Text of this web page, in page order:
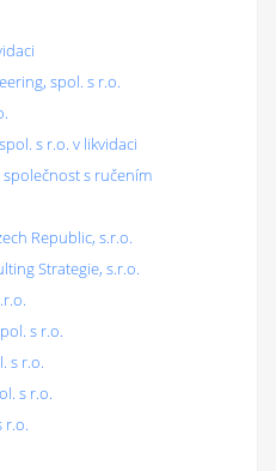
spol. s r.o.
s r.o. v likvidaci
společnost s ručením
Republic, s.r.o.
Strategie, s.r.o.
s r.o.
s r.o.
s r.o.
r.o.